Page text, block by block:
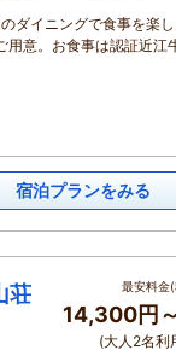
ダイニングで食事を楽
用意。お食事は認証近江
宿泊プランをみる
荘 最安料金
14,300円～
(大人2名利